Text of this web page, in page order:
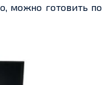
можно готовить по